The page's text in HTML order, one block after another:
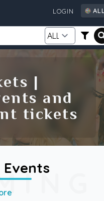
Source
LOGIN
AU
DE
FI
GB
IE
|
and
tickets
Events